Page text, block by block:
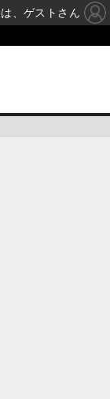
、ゲストさん